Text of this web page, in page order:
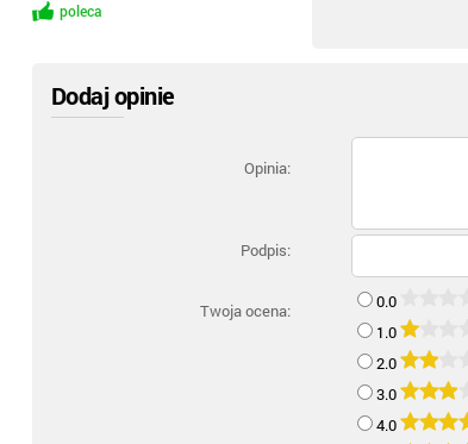
poleca
Dodaj opinie
Opinia:
Podpis:
Twoja ocena:
0.0
1.0
2.0
3.0
4.0